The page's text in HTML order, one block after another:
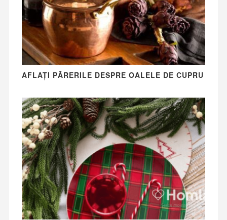
AFLAȚI PĂRERILE DESPRE OALELE DE CUPRU